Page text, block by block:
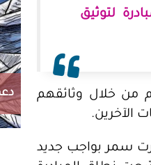
لتوثيق
من خلال وثائقهم
الآخرين.
على غزة في تشرين أول/ أكتوبر 2023م، شعرت سمر بواجب جديد